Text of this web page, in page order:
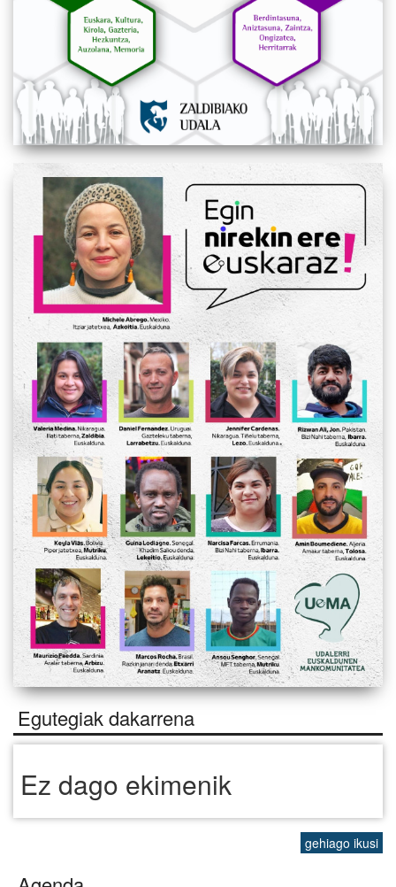
Egutegiak dakarrena
Ez dago ekimenik
gehiago ikusi